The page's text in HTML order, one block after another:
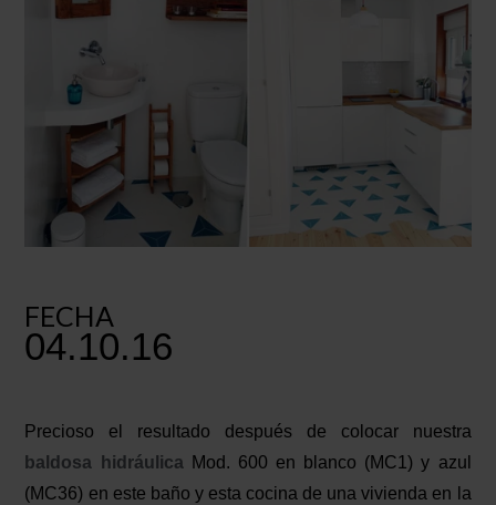
FECHA
04.10.16
Precioso el resultado después de colocar nuestra
baldosa hidráulica Mod. 600 en blanco (MC1) y azul
(MC36) en este baño y esta cocina de una vivienda en la